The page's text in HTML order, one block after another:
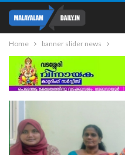
Home banner slider news